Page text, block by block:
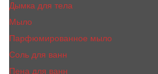
Дымка для тела
Мыло
Парфюмированное мыло
Соль для ванн
Пена для ванн